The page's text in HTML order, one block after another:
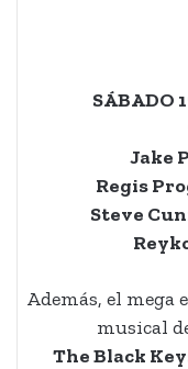
SÁBADO
Jake
Regis
Steve
Además, el
musical
The Black